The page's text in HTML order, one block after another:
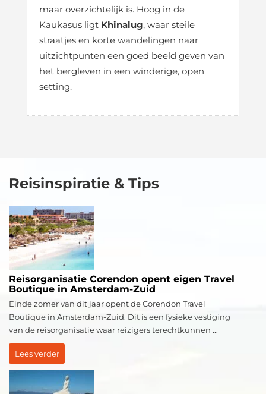
maar overzichtelijk is. Hoog in de
Kaukasus ligt Khinalug, waar steile
straatjes en korte wandelingen naar
uitzichtpunten een goed beeld geven van
het bergleven in een winderige, open
setting.
Reisinspiratie & Tips
Reisorganisatie Corendon opent eigen Travel
Boutique in Amsterdam-Zuid
Einde zomer van dit jaar opent de Corendon Travel
Boutique in Amsterdam-Zuid. Dit is een fysieke vestiging
van de reisorganisatie waar reizigers terechtkunnen ...
Lees verder